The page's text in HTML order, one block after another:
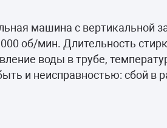
машина с вертикальной
об/мин. Длительность
воды в трубе,
и неисправностью: сбой в